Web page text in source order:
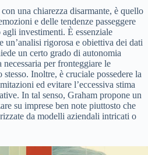
con una chiarezza disarmante, è quello
e delle tendenze passeggere
investimenti. È essenziale
un’analisi rigorosa e obiettiva dei dati
un certo grado di autonomia
per fronteggiare le
Inoltre, è cruciale possedere la
ed evitare l’eccessiva stima
In tal senso, Graham propone un
su imprese ben note piuttosto che
da modelli aziendali intricati o